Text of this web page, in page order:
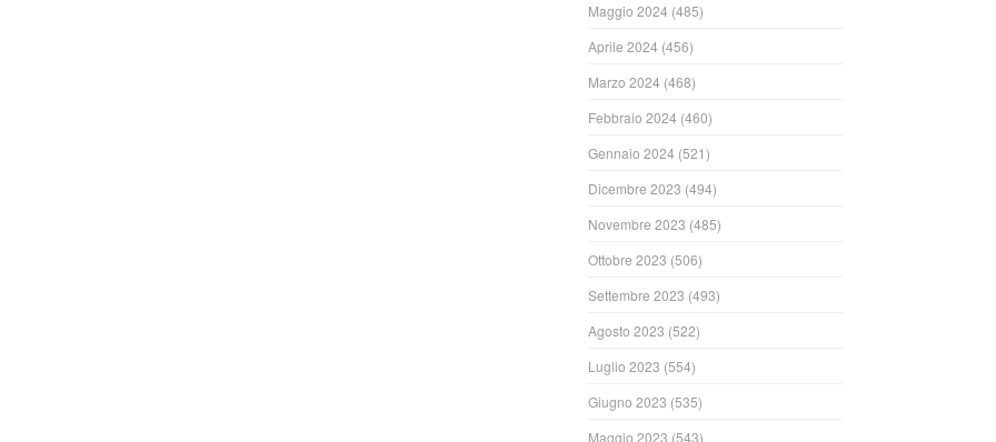
Maggio 2024 (485)
Aprile 2024 (456)
Marzo 2024 (468)
Febbraio 2024 (460)
Gennaio 2024 (521)
Dicembre 2023 (494)
Novembre 2023 (485)
Ottobre 2023 (506)
Settembre 2023 (493)
Agosto 2023 (522)
Luglio 2023 (554)
Giugno 2023 (535)
Maggio 2023 (543)